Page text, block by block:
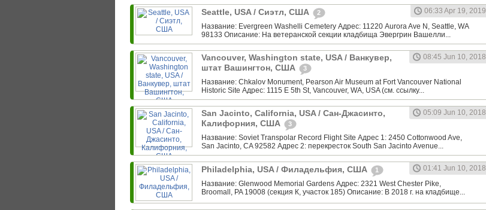
Seattle, USA / Сиэтл, США 2
06:33 Apr 19, 2019
Название: Evergreen Washelli Cemetery Адрес: 11220 Aurora Ave N, Seattle, WA
98133 Описание: На ветеранской секции кладбища Эвергрин Вашелли...
Vancouver, Washington state, USA / Ванкувер,
штат Вашингтон, США
3
08:45 Jun 10, 2018
Название: Chkalov Monument, Pearson Air Museum at Fort Vancouver National
Historic Site Адрес: 1115 E 5th St, Vancouver, WA, USA (см. ссылку...
San Jacinto, California, USA / Сан-Джасинто,
Калифорния, США
3
05:09 Jun 10, 2018
Название: Soviet Transpolar Record Flight Site Адрес 1: 2450 Cottonwood Ave,
San Jacinto, CA 92582 Адрес 2: перекресток South San Jacinto Avenue...
Philadelphia, USA / Филадельфия, США 1
01:41 Jun 10, 2018
Название: Glenwood Memorial Gardens Адрес: 2321 West Chester Pike,
Broomall, PA 19008 (секция К, участок 185) Описание: В 2018 г. на кладбище...